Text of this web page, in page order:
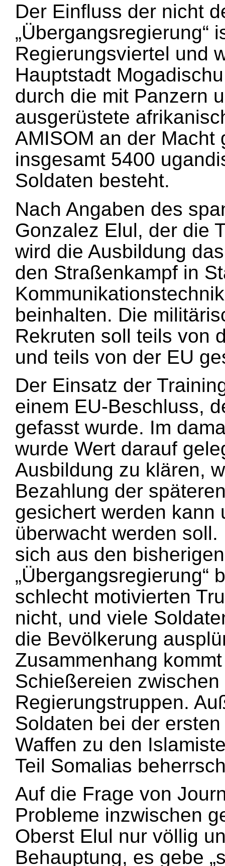
Der Einfluss der nicht
„Übergangsregierung“
Regierungsviertel und
Hauptstadt
durch die mit Panzern
ausgerüstete
AMISOM an der Macht
insgesamt 5400
Soldaten besteht.
Nach Angaben des
Gonzalez Elul, der die
wird die Ausbildung
den Straßenkampf in
beinhalten. Die
Rekruten soll teils von
und teils von der EU
Der Einsatz der
einem EU-Beschluss,
gefasst wurde. Im
wurde Wert darauf
Ausbildung zu klären,
Bezahlung der
gesichert werden kann
überwacht werden
sich aus den
„Übergangsregierung“
schlecht motivierten
nicht, und viele
die Bevölkerung
Zusammenhang
Schießereien
Regierungstruppen.
Soldaten bei der
Waffen zu den
Teil Somalias
Auf die Frage von
Probleme inzwischen
Oberst Elul nur völlig
Behauptung, es gebe